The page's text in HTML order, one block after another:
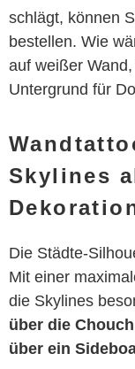
schlägt, können
bestellen. Wie
auf weißer
Untergrund für
Skylines
Die Städte-
Mit einer
die Skylines
über die
über ein